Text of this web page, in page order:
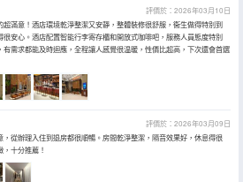
評價於：2026年03月10日
超滿意！酒店環境乾淨整潔又安靜，整體裝修很舒服，衞生做得特別到
很安心。酒店配置智能行李寄存櫃和開放式咖啡吧，服務人員態度特別
有需求都能及時迴應，全程讓人感覺很温暖，性價比超高，下次還會首選
評價於：2026年03月09日
，從辦理入住到退房都很順暢。房間乾淨整潔，隔音效果好，休息得很
十分推薦！